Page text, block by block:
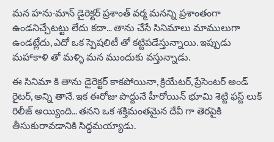
మన హను-మాన్ డైరెక్టర్ ప్రశాంత్ వర్మ మనన్ని ప్రశాంతంగా
ఉండనిచ్చేటట్టు లేదు కదా… తాను చేసే సినిమాలు మాములుగా
ఉండట్లేదు, ఎదో ఒక స్పెషలిటీ తో కట్టిపడేస్తున్నాయి. ఇప్పుడు
మహాకాళి తో మళ్ళి మన ముందుకు వస్తున్నాడు.
ఈ సినిమా కి తాను డైరెక్టర్ కాకపోయినా, క్రియేటర్, ప్రేసెంటర్ అండ్
రైటర్, అన్ని తానే. ఇక ఈరోజు పొద్దునే హీరోయిన్ భూమి శెట్టి ఫస్ట్ లుక్
రిలీజ్ అయ్యింది… తనని ఒక శక్తిమంతమైన దేవీ గా తెరపైకి
తీసుకురావడానికి సిద్ధమయ్యాడు.